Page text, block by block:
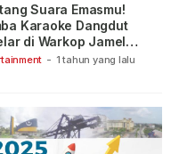
- 1 tahun yang lalu
Suara Emasmu!
Karaoke Dangdut
di Warkop Jamel